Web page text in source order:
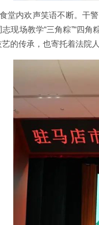
食堂内欢声笑语不断。
现场教学“三角粽”“四
的传承，也寄托着法院